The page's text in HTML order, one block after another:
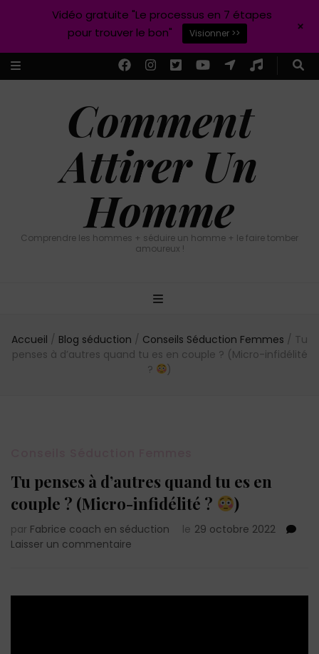
Comment
Attirer Un
Homme
Comprendre les hommes + séduire un homme + le faire tomber
amoureux !
Accueil / Blog séduction / Conseils Séduction Femmes / Tu
penses à d’autres quand tu es en couple ? (Micro-infidélité
?
)
Tu penses à d’autres quand tu es en
couple ? (Micro-infidélité ?
)
par Fabrice coach en séduction le 29 octobre 2022
Laisser un commentaire
Vidéo gratuite "Le processus en 7 étapes
pour trouver le bon"
Visionner >> +